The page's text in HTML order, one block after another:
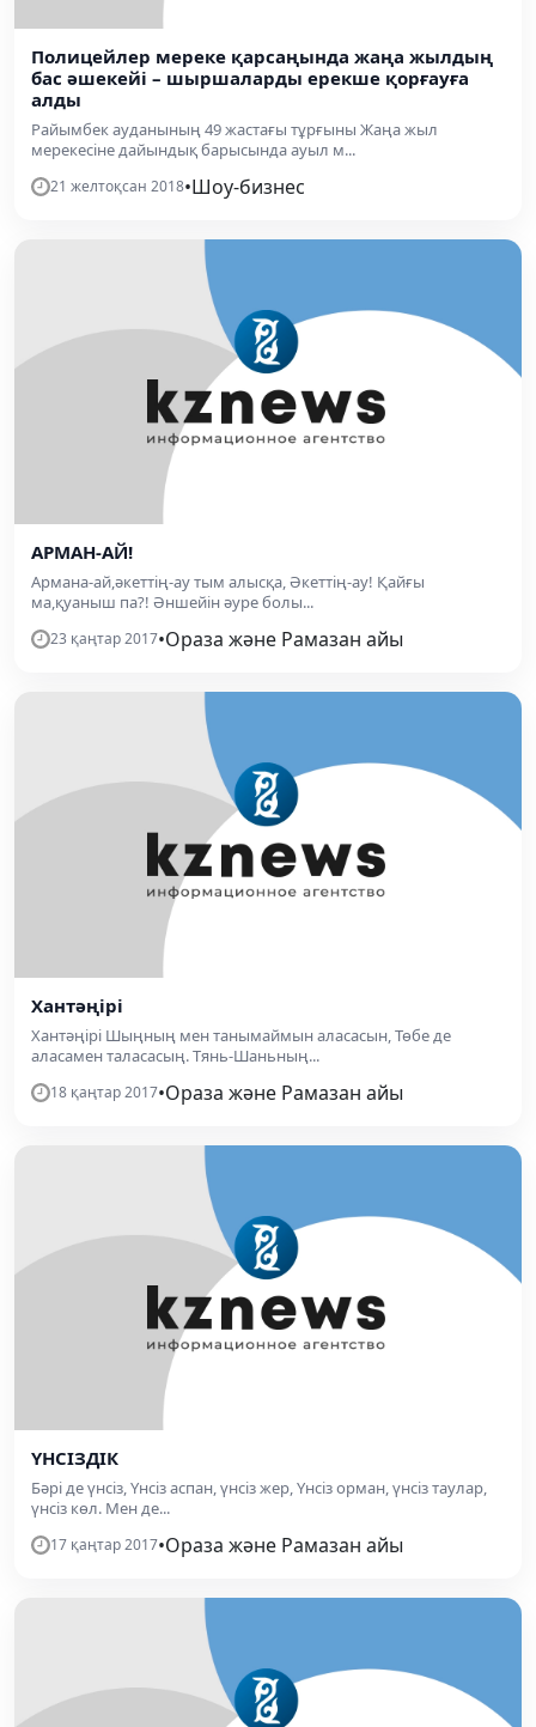
Полицейлер мереке қарсаңында жаңа жылдың
бас әшекейі – шыршаларды ерекше қорғауға
алды
Райымбек ауданының 49 жастағы тұрғыны Жаңа жыл
мерекесіне дайындық барысында ауыл м...
21 желтоқсан 2018•Шоу-бизнес
АРМАН-АЙ!
Армана-ай,әкеттің-ау тым алысқа, Әкеттің-ау! Қайғы
ма,қуаныш па?! Әншейін әуре болы...
23 қаңтар 2017•Ораза және Рамазан айы
Хантәңірі
Хантәңірі Шыңның мен танымаймын аласасын, Төбе де
аласамен таласасың. Тянь-Шаньның...
18 қаңтар 2017•Ораза және Рамазан айы
ҮНСІЗДІК
Бәрі де үнсіз, Үнсіз аспан, үнсіз жер, Үнсіз орман, үнсіз таулар,
үнсіз көл. Мен де...
17 қаңтар 2017•Ораза және Рамазан айы